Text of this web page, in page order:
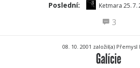
Poslední: Ketmara 25.7.
3
08. 10. 2001 založil(a) Přemysl
Galície